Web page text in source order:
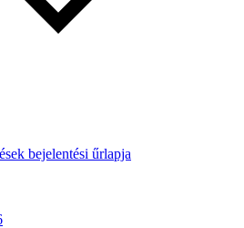
bejelentési űrlapja